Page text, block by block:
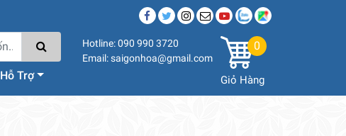
Hỗ Trợ
Hotline: 090 990 3720
Email: saigonhoa@gmail.com
0
Giỏ Hàng